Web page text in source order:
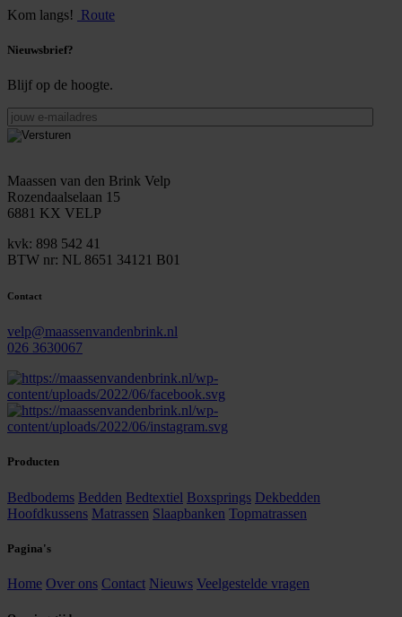
Kom langs! Route
Nieuwsbrief?
Blijf op de hoogte.
jouw
e-
mailadres
Maassen van den Brink Velp
Rozendaalselaan 15
6881 KX VELP
kvk: 898 542 41
BTW nr: NL 8651 34121 B01
Contact
velp@maassenvandenbrink.nl
026 3630067
Producten
Bedbodems Bedden Bedtextiel Boxsprings Dekbedden
Hoofdkussens Matrassen Slaapbanken Topmatrassen
Pagina's
Home Over ons Contact Nieuws Veelgestelde vragen